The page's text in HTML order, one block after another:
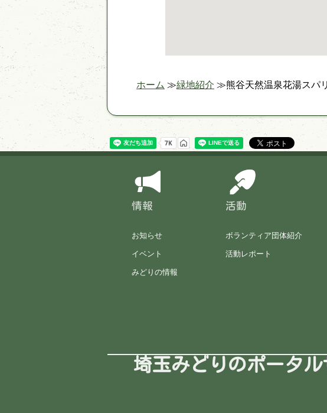
ホーム 緑地紹介 熊谷天然温泉花湯スパ
情報
お知らせ
イベント
みどりの情報
活動
ボランティア団体紹介
活動レポート
埼玉みどりのポータル